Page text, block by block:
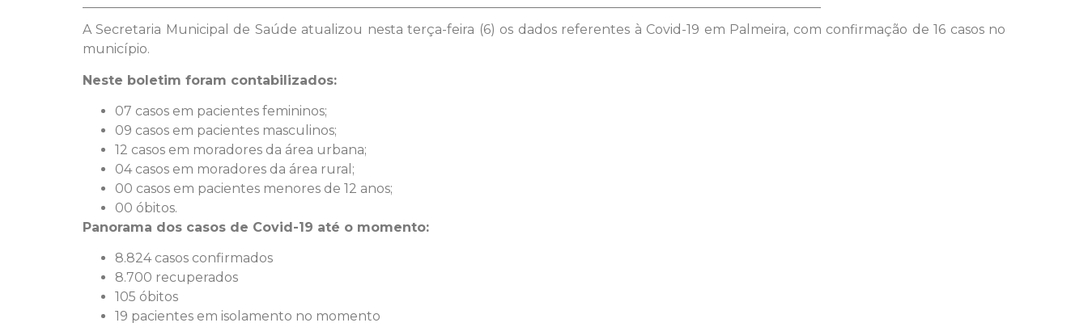
A Secretaria Municipal de Saúde atualizou nesta terça-feira (6) os dados referentes à Covid-19 em Palmeira, com confirmação de 16 casos no
município.
Neste boletim foram contabilizados:
07 casos em pacientes femininos;
09 casos em pacientes masculinos;
12 casos em moradores da área urbana;
04 casos em moradores da área rural;
00 casos em pacientes menores de 12 anos;
00 óbitos.
Panorama dos casos de Covid-19 até o momento:
8.824 casos confirmados
8.700 recuperados
105 óbitos
19 pacientes em isolamento no momento